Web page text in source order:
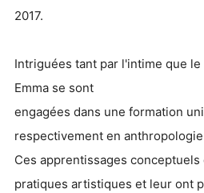
2017.
Intriguées tant par l'intime que
Emma se sont
engagées dans une formation
respectivement en
Ces apprentissages
pratiques artistiques et leur ont